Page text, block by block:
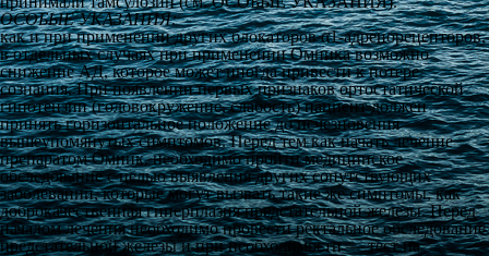
ОСОБЫЕ УКАЗАНИЯ:
как и при применении других блокаторов α1-адренорецепторов,
в отдельных случаях при применении Омника возможно
снижение АД, которое может иногда привести к потере
сознания. При появлении первых признаков ортостатической
гипотензии (головокружение, слабость) пациент должен
принять горизонтальное положение до исчезновения
вышеупомянутых симптомов. Перед тем как начать лечение
препаратом Омник, необходимо пройти медицинское
обследование с целью выявления других сопутствующих
заболеваний, которые могут вызвать такие же симптомы, как
доброкачественная гиперплазия предстательной железы. Перед
началом лечения необходимо провести ректальное обследование
предстательной железы и при необходимости — тест на